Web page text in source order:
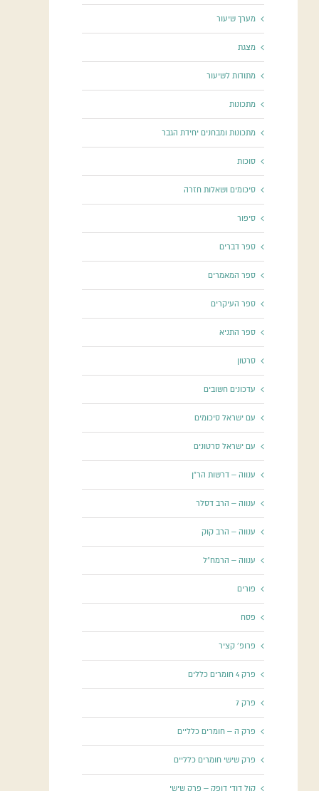
מערך שיעור
מצגת
מתודות לשיעור
מתכונות
מתכונות ומבחנים יחידת הגבר
סוכות
סיכומים ושאלות חזרה
סיפור
ספר דברים
ספר המאמרים
ספר העיקרים
ספר התניא
סרטון
עדכונים חשובים
עם ישראל סיכומים
עם ישראל סרטונים
ענווה – דרשות הר"ן
ענווה – הרב דסלר
ענווה – הרב קוק
ענווה – הרמח"ל
פורים
פסח
פרופ' קציר
פרק 4 חומרים כללים
פרק 7
פרק ה – חומרים כלליים
פרק שישי חומרים כלליים
קול דודי דופק – פרק שישי